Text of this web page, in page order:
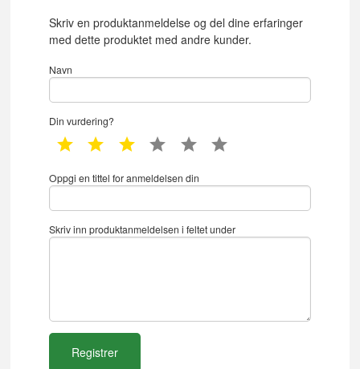
Skriv en produktanmeldelse og del dine erfaringer
med dette produktet med andre kunder.
Navn
Din vurdering?
1 star 2 star 3 star 4 star 5 star
Oppgi en tittel for anmeldelsen din
Skriv inn produktanmeldelsen i feltet under